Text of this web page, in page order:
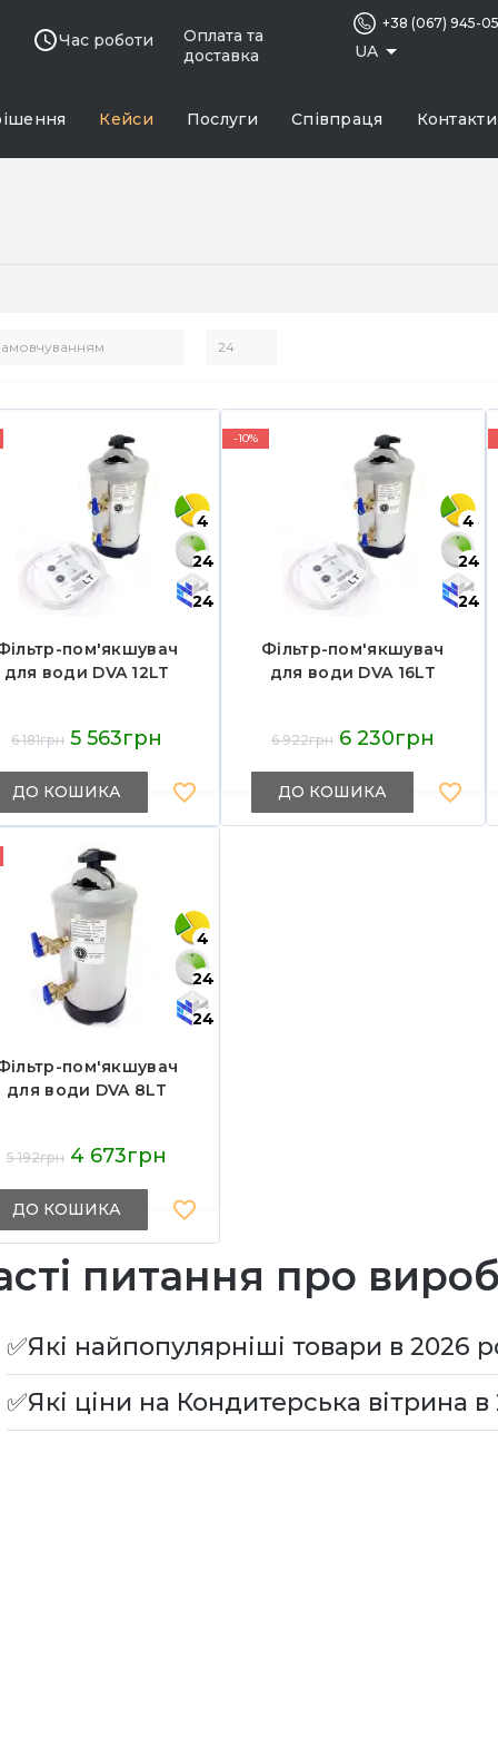
Час роботи
Оплата та
доставка
UA
+38 (067) 945-
Кейси Послуги Співпраця Контакти
4
24
24
пом'якшувач
для води DVA 12LT
6 181грн 5 563грн
ДО КОШИКА
-10%
4
24
24
Фільтр-пом'якшувач
для води DVA 16LT
6 922грн 6 230грн
ДО КОШИКА
4
24
24
пом'якшувач
для води DVA 8LT
5 192грн 4 673грн
ДО КОШИКА
питання про
✅Які найпопулярніші товари в 2026
✅Які ціни на Кондитерська вітрина в